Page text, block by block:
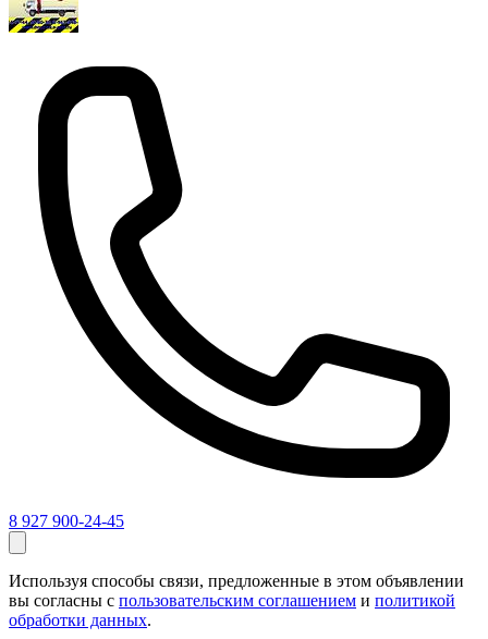
8 927 900-24-45
Используя способы связи, предложенные в этом объявлении
вы согласны с пользовательским соглашением и политикой
обработки данных.